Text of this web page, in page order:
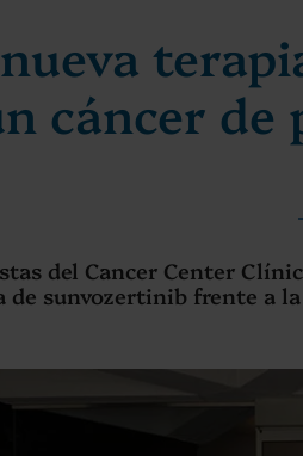
cáncer
del Cancer Center
de sunvozertinib frente a